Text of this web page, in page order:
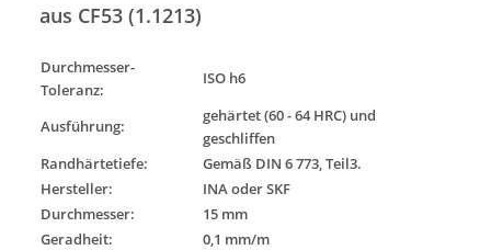
aus CF53 (1.1213)
Durchmesser-
Toleranz:
ISO h6
Ausführung:
gehärtet (60 - 64 HRC) und
geschliffen
Randhärtetiefe:
Gemäß DIN 6 773, Teil3.
Hersteller:
INA oder SKF
Durchmesser:
15 mm
Geradheit:
0,1 mm/m